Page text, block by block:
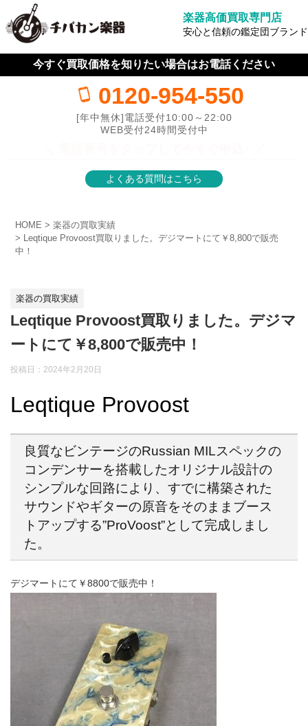
楽器高価買取専門店
安心と信頼の鑑定団ブランド
今すぐ買取価格を知りたい場合はお電話ください
0120-954-550
[年中無休]電話受付10:00～22:00
WEB受付24時間受付中
よくある質問はこちら
HOME
楽器の買取実績
Leqtique Provoost買取りました。デジマートにて￥8,800で販売
中！
楽器の買取実績
Leqtique Provoost買取りました。デジマ
ートにて￥8,800で販売中！
投稿日： 2024年2月20日
Leqtique Provoost
良質なビンテージのRussian MILスペックの
コンデンサーを搭載したオリジナル設計の
シンプルな回路により、すでに構築された
サウンドやギターの原音をそのままブース
トアップする”ProVoost”として完成しまし
た。
デジマートにて￥8800で販売中！